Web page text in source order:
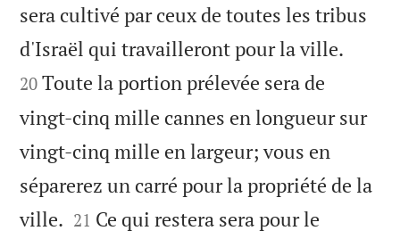
sera cultivé par ceux de toutes les tribus
d'Israël qui travailleront pour la ville.
20 Toute la portion prélevée sera de
vingt-cinq mille cannes en longueur sur
vingt-cinq mille en largeur; vous en
séparerez un carré pour la propriété de la
ville. 

21 Ce qui restera sera pour le